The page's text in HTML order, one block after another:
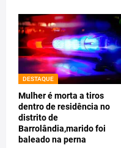
DESTAQUE
Mulher é morta a tiros
dentro de residência no
distrito de
Barrolândia,marido foi
baleado na perna